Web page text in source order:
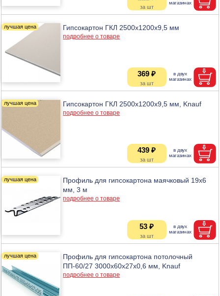
Гипсокартон ГКЛ 2500х1200х9,5 мм
подробнее о товаре
369 ₽
Гипсокартон ГКЛ 2500x1200x9,5 мм, Knauf
подробнее о товаре
439 ₽
Профиль для гипсокартона маячковый 19х6
мм, 3 м
подробнее о товаре
53 ₽
Профиль для гипсокартона потолочный
ПП-60/27 3000х60х27x0,6 мм, Knauf
подробнее о товаре